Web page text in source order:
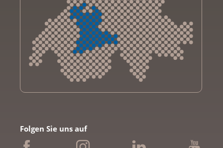
Krebsliga Bern
Krebsliga Freiburg
Folgen Sie uns auf